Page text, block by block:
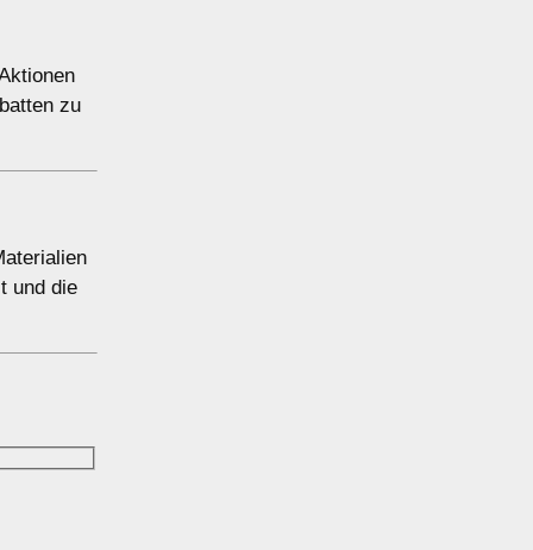
zu
und die